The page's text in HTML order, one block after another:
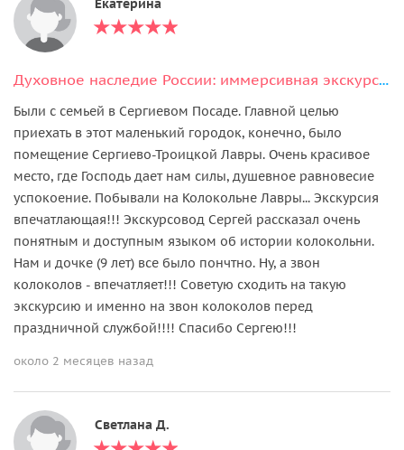
Екатерина
Духовное наследие России: иммерсивная экскурсия с подъемом на колокольню
Были с семьей в Сергиевом Посаде. Главной целью
приехать в этот маленький городок, конечно, было
помещение Сергиево-Троицкой Лавры. Очень красивое
место, где Господь дает нам силы, душевное равновесие
успокоение. Побывали на Колокольне Лавры... Экскурсия
впечатлающая!!! Экскурсовод Сергей рассказал очень
понятным и доступным языком об истории колокольни.
Нам и дочке (9 лет) все было пончтно. Ну, а звон
колоколов - впечатляет!!! Советую сходить на такую
экскурсию и именно на звон колоколов перед
праздничной службой!!!! Спасибо Сергею!!!
около 2 месяцев назад
Светлана Д.